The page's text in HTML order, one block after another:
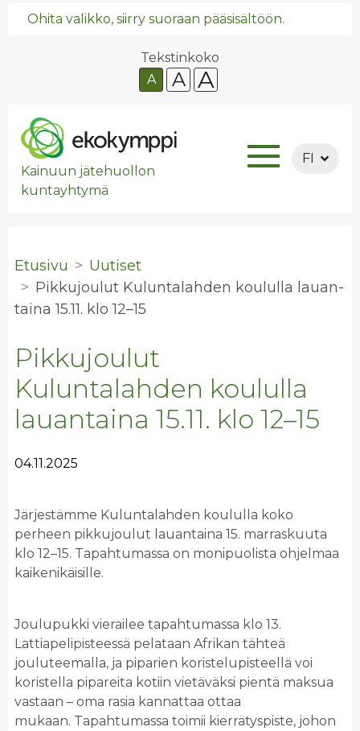
Ohita valikko, siirry suoraan pääsisältöön.
Tekstinkoko
A
A A
Kainuun jätehuollon
kuntayhtymä
FI
Etusivu
Uutiset
Pik­ku­jou­lut Ku­lun­ta­lah­den kou­lul­la lau­an­
tai­na 15.11. klo 12–15
Pikkujoulut
Kuluntalahden koululla
lauantaina 15.11. klo 12–15
04.11.2025
Järjestämme Kuluntalahden koululla koko
perheen pikkujoulut lauantaina 15. marraskuuta
klo 12–15. Tapahtumassa on monipuolista ohjelmaa
kaikenikäisille.
Joulupukki vierailee tapahtumassa klo 13.
Lattiapelipisteessä pelataan Afrikan tähteä
jouluteemalla, ja piparien koristelupisteellä voi
koristella pipareita kotiin vietäväksi pientä maksua
vastaan – oma rasia kannattaa ottaa
mukaan. Tapahtumassa toimii kierrätyspiste, johon